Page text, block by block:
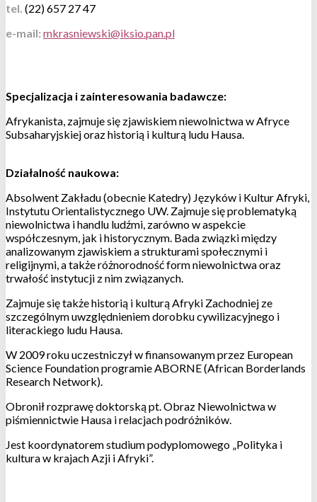
tel. (22) 657 27 47
e-mail:
Specjalizacja i zainteresowania badawcze:
Afrykanista, zajmuje się zjawiskiem niewolnictwa w Afryce
Subsaharyjskiej oraz historią i kulturą ludu Hausa.
Działalność naukowa:
Absolwent Zakładu (obecnie Katedry) Języków i Kultur Afryki,
Instytutu Orientalistycznego UW. Zajmuje się problematyką
niewolnictwa i handlu ludźmi, zarówno w aspekcie
współczesnym, jak i historycznym. Bada związki między
analizowanym zjawiskiem a strukturami społecznymi i
religijnymi, a także różnorodność form niewolnictwa oraz
trwałość instytucji z nim związanych.
Zajmuje się także historią i kulturą Afryki Zachodniej ze
szczególnym uwzględnieniem dorobku cywilizacyjnego i
literackiego ludu Hausa.
W 2009 roku uczestniczył w finansowanym przez European
Science Foundation programie ABORNE (African Borderlands
Research Network).
Obronił rozprawę doktorską pt. Obraz Niewolnictwa w
piśmiennictwie Hausa i relacjach podróżników.
Jest koordynatorem studium podyplomowego „Polityka i
kultura w krajach Azji i Afryki”.